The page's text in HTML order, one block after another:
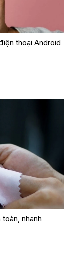
thoại Android
nhanh